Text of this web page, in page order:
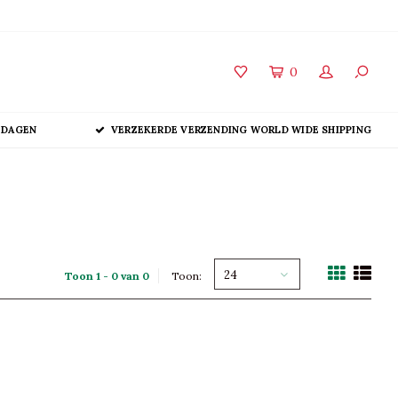
0
VERZEKERDE VERZENDING WORLD WIDE SHIPPING
Toon 1 - 0 van 0 Toon: 24